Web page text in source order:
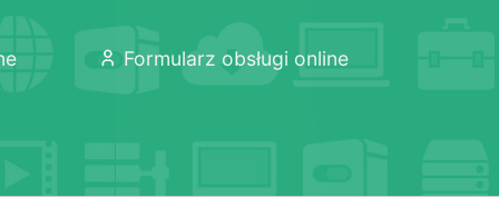
Formularz obsługi online